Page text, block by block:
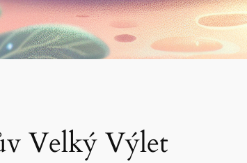
Velký Výlet